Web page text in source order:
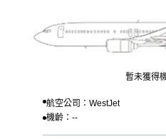
暫未獲得
航空公司：WestJet
機齡：--